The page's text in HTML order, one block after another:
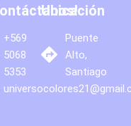
+569
5068
5353
Ubicación
Puente
Alto,
Santiago